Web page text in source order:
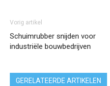
Vorig artikel
Schuimrubber snijden voor
industriële bouwbedrijven
GERELATEERDE ARTIKELEN